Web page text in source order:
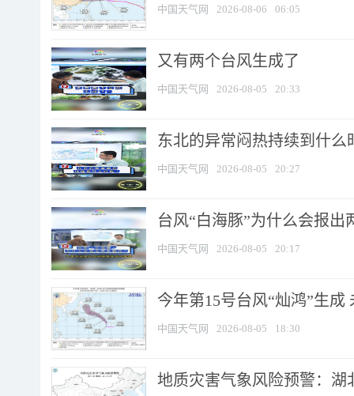
中国天气网 2026-08-06 06:05
又有两个台风生成了
中国天气网 2026-08-05 20:33
东北的异常闷热持续到什么
中国天气网 2026-08-05 20:27
台风“白海豚”为什么会报出
中国天气网 2026-08-05 20:17
今年第15号台风“灿鸿”生成
中国天气网 2026-08-05 18:30
地质灾害气象风险预警：湖